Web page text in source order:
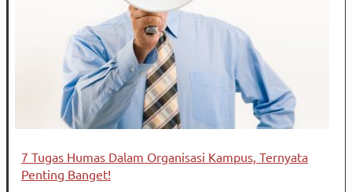
7 Tugas Humas Dalam Organisasi Kampus, Ternyata
Penting Banget!